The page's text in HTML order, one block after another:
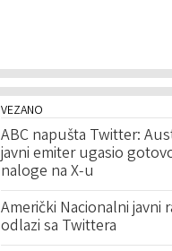
VEZANO
ABC napušta Twitter:
javni emiter ugasio
naloge na X-u
Američki Nacionalni javni
odlazi sa Twittera